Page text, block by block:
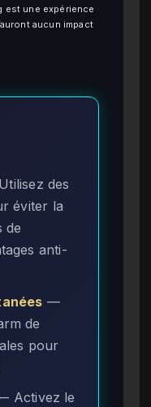
est une expérience
aucun impact
des
éviter la
de
anti-
—
de
pour
Activez le